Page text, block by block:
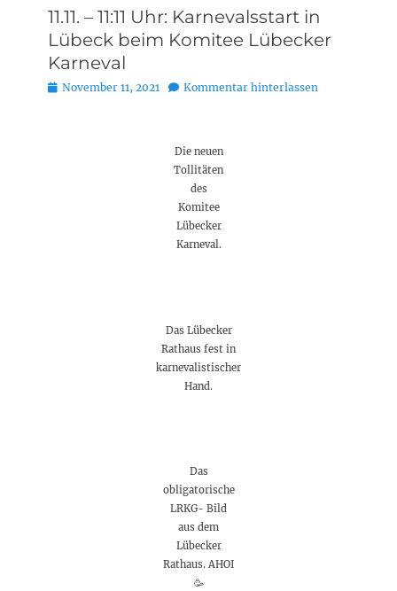
11.11. – 11:11 Uhr: Karnevalsstart in
Lübeck beim Komitee Lübecker
Karneval
Posted
November 11, 2021 Kommentar hinterlassen
Die neuen
Tollitäten
des
Komitee
Lübecker
Karneval.
Das Lübecker
Rathaus fest in
karnevalistischer
Hand.
Das
obligatorische
LRKG- Bild
aus dem
Lübecker
Rathaus. AHOI
🥳